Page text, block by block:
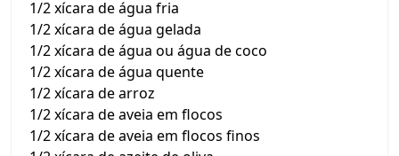
1/2 xícara de água fria
1/2 xícara de água gelada
1/2 xícara de água ou água de coco
1/2 xícara de água quente
1/2 xícara de arroz
1/2 xícara de aveia em flocos
1/2 xícara de aveia em flocos finos